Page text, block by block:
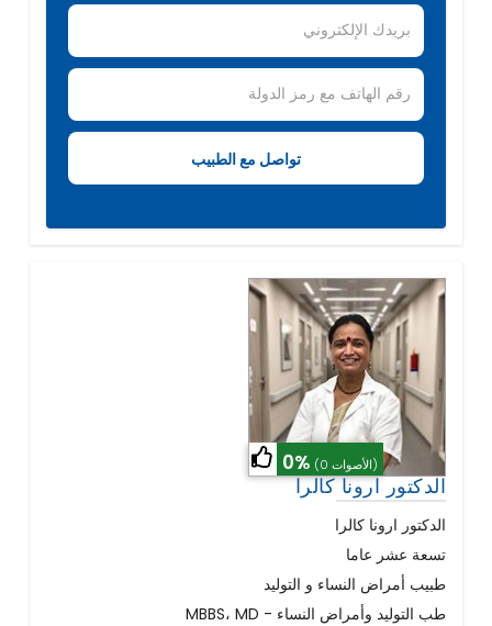
0% (0 الأصوات)
الدكتور ارونا كالرا
الدكتور ارونا كالرا
تسعة عشر عاما
طبيب أمراض النساء و التوليد
MBBS، MD - طب التوليد وأمراض النساء